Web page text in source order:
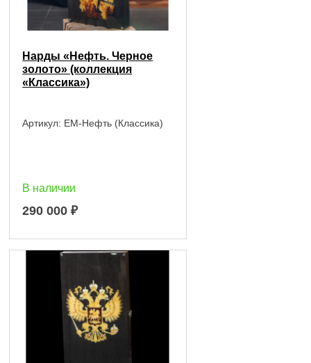
Нарды «Нефть. Черное
золото» (коллекция
«Классика»)
Артикул: EM-Нефть (Классика)
В наличии
290 000 ₽